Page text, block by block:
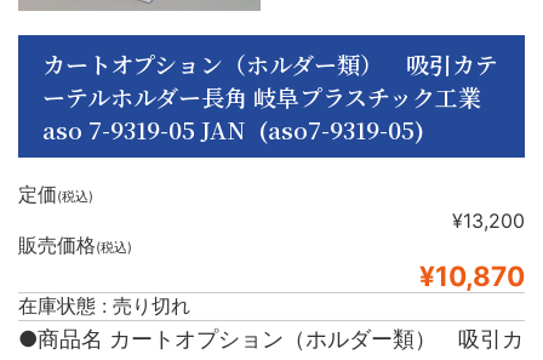
カートオプション（ホルダー類） 吸引カテ
ーテルホルダー長角 岐阜プラスチック工業
aso 7-9319-05 JAN (aso7-9319-05)
定価(税込)
¥13,200
販売価格(税込)
¥10,870
在庫状態 : 売り切れ
●商品名 カートオプション（ホルダー類） 吸引カ